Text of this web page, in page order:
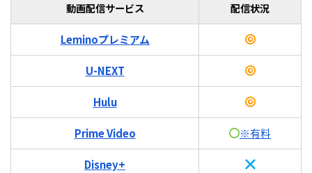
動画配信サービス 配信状況
Leminoプレミアム
U-NEXT
Hulu
Prime Video ※有料
Disney+